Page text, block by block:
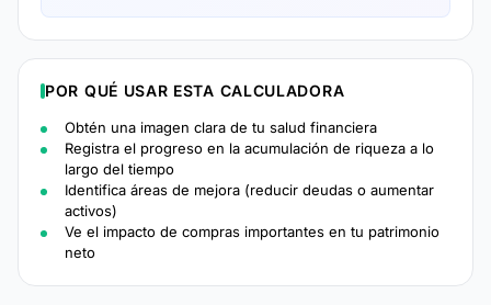
POR QUÉ USAR ESTA CALCULADORA
Obtén una imagen clara de tu salud financiera
Registra el progreso en la acumulación de riqueza a lo
largo del tiempo
Identifica áreas de mejora (reducir deudas o aumentar
activos)
Ve el impacto de compras importantes en tu patrimonio
neto